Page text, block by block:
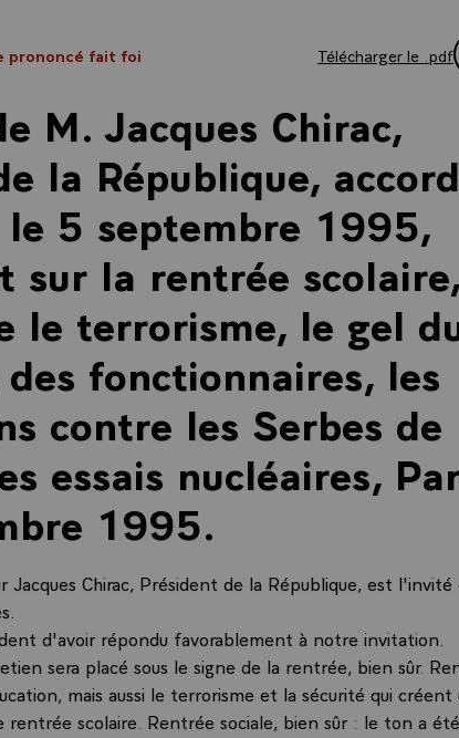
prononcé fait foi Télécharger le .pdf
M. Jacques Chirac,
la République,
le 5 septembre 1995,
sur la rentrée
le terrorisme, le gel
fonctionnaires, les
contre les Serbes de
essais nucléaires,
1995.
Jacques Chirac, Président de la République, est l'invité
d'avoir répondu favorablement à notre invitation.
sera placé sous le signe de la rentrée, bien sûr.
mais aussi le terrorisme et la sécurité qui créent
scolaire. Rentrée sociale, bien sûr : le ton a été